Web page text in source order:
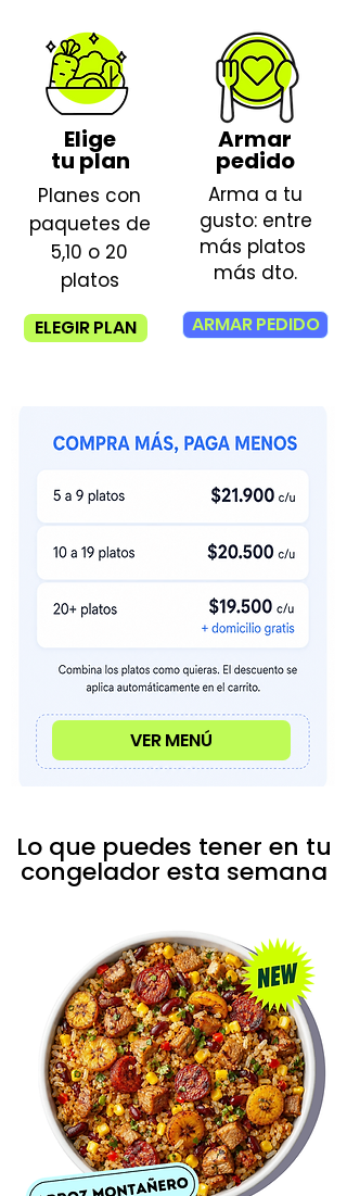
Elige
tu plan
Planes con
paquetes de
5,10 o 20
platos
ELEGIR PLAN
Armar
pedido
Arma a tu
gusto: entre
más platos
más dto.
ARMAR PEDIDO
VER MENÚ
Lo que puedes tener en tu
congelador esta semana